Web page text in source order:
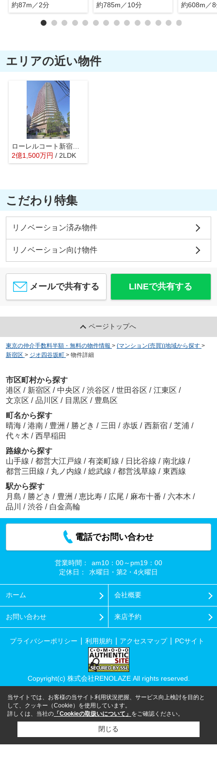
約87m／2分
約785m／10分
約608m／
エリアの近い物件
ローレルコート新宿タワー
2億1,500万円 / 2LDK
こだわり特集
リノベーション済み物件
リノベーション向け物件
メールで共有する LINEで共有する
ページトップへ
東京の仲介手数料半額・無料の物件情報 > (マンション(売買))地域から探す >
新宿区 > ジオ四谷坂町 > 物件詳細
市区町村から探す
港区 / 新宿区 / 中央区 / 渋谷区 / 世田谷区 / 江東区 /
文京区 / 品川区 / 目黒区 / 豊島区
町名から探す
晴海 / 港南 / 豊洲 / 勝どき / 三田 / 赤坂 / 西新宿 / 芝浦 /
代々木 / 西早稲田
路線から探す
山手線 / 都営大江戸線 / 有楽町線 / 日比谷線 / 南北線 /
都営三田線 / 丸ノ内線 / 総武線 / 都営浅草線 / 東西線
駅から探す
月島 / 勝どき / 豊洲 / 恵比寿 / 広尾 / 麻布十番 / 六本木 /
品川
/ 渋谷 / 白金高輪
電話でお問い合わせ
営業時間：
am10：00～pm19：00
定休日：
水曜日・第2・4火曜日
ホーム 会社概要
お問い合わせ 来店予約
プライバシーポリシー 利用規約 アクセスマップ PCサイト
Copyright(c) 株式会社RENOLAZE All rights reserved.
当サイトでは、お客様の当サイト利用状況把握、サービス向上検討を目的と
して、クッキー（Cookie）を使用しています。
詳しくは、当社の 「Cookieの取扱いについて」 をご確認ください。
閉じる